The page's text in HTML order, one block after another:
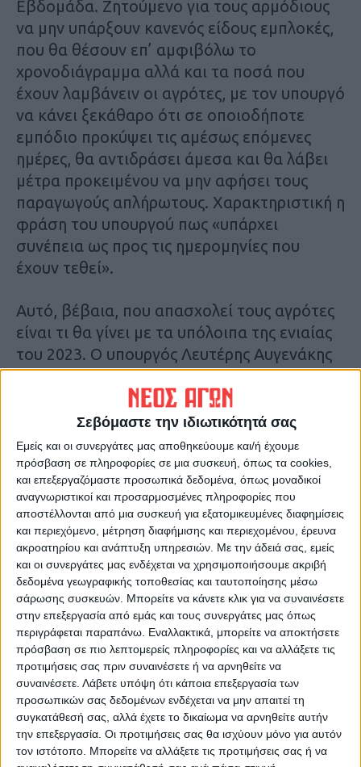
Σεβόμαστε την ιδιωτικότητά σας
Εμείς και οι συνεργάτες μας αποθηκεύουμε και/ή έχουμε
πρόσβαση σε πληροφορίες σε μια συσκευή, όπως τα cookies,
και επεξεργαζόμαστε προσωπικά δεδομένα, όπως μοναδικοί
αναγνωριστικοί και προσαρμοσμένες πληροφορίες που
αποστέλλονται από μια συσκευή για εξατομικευμένες διαφημίσεις
και περιεχόμενο, μέτρηση διαφήμισης και περιεχομένου, έρευνα
ακροατηρίου και ανάπτυξη υπηρεσιών. Με την άδειά σας, εμείς
και οι συνεργάτες μας ενδέχεται να χρησιμοποιήσουμε ακριβή
δεδομένα γεωγραφικής τοποθεσίας και ταυτοποίησης μέσω
σάρωσης συσκευών. Μπορείτε να κάνετε κλικ για να συναινέσετε
στην επεξεργασία από εμάς και τους συνεργάτες μας όπως
περιγράφεται παραπάνω. Εναλλακτικά, μπορείτε να αποκτήσετε
πρόσβαση σε πιο λεπτομερείς πληροφορίες και να αλλάξετε τις
προτιμήσεις σας πριν συναινέσετε ή να αρνηθείτε να
συναινέσετε. Λάβετε υπόψη ότι κάποια επεξεργασία των
προσωπικών σας δεδομένων ενδέχεται να μην απαιτεί τη
συγκατάθεσή σας, αλλά έχετε το δικαίωμα να αρνηθείτε αυτήν
την επεξεργασία. Οι προτιμήσεις σας θα ισχύουν μόνο για αυτόν
τον ιστότοπο. Μπορείτε να αλλάξετε τις προτιμήσεις σας ή να
Εβδοµάδα. Ζητούµενο για τους αρµόδιους
να µην υπάρξουν κανενός είδους εµπλοκές,
που θα θέσουν επ’ αµφιβόλω το
χρονοδιάγραµµα αλλά και τα ποσά που
έχουν λαµβάνειν οι αγρότες, µε τον υπουργό
να κάνει ξεκάθαρο ότι σε οποιοδήποτε
εµπόδιο προκύψει τις αµέσως επόµενες
ηµέρες, θα αντιδράσει άµεσα και θα λάβει
µέτρα προκειµένου να µην αφήσει τους
παραγωγούς απλήρωτους. Χαρακτηριστική η
φράση του υπουργού πως «υπάρχει
συνέπεια ως προς τις ηµεροµηνίες που
έχουν τεθεί».
Αυτό, βέβαια, που απασχολεί τους αγρότες
είναι τι θα γίνει µε τα υπόλοιπα της ενιαίας
του 2023. Ο υπουργός Λευτέρης Αυγενάκης
πρόσφατα διευκρίνισε ότι στα 700 εκατ.
ευρώ περιλαµβάνονται και χρήµατα του
2023 που «δεν ενεργοποίησε η προηγούµενη
διοίκηση του Οργανισµού». Όπως εξήγησε,
καταβάλλεται «µια τιτάνια προσπάθεια να
ολοκληρωθούν έλεγχοι και να
ενεργοποιηθούν παγωµένοι από το 2014,
λογαριασµοί δικαιούχων, ενώ γίνεται
ενδελεχής έλεγχος στα 16.500 ΑΦΜ που
ήταν δεσµευµένα, ώστε όσα είναι εντάξει
να πληρωθούν και σε όσα υπάρχουν
παρατυπίες να οδηγηθούν στη
∆ικαιοσύνη».Ωστόσο, ο ίδιος κατά την
ενηµέρωση στην Επιτροπή Παραγωγής και
Εµπορίου της Βουλής, εξήγησε ότι «ένα-ένα
ελέγχει ο οργανισµός πληρωµών-ΟΠΕΚΕΠΕ
τα 16.500 δεσµευµένα ΑΦΜ αγροτών,
κτηνοτρόφων κ.λπ. Τα λεφτά υπάρχουν,